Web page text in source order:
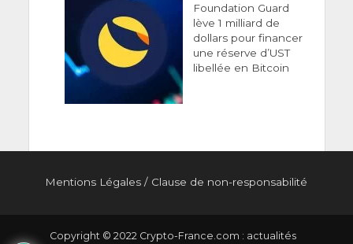
Foundation Guard
lève 1 milliard de
dollars pour financer
une réserve d’UST
libellée en Bitcoin
Men­tions Légales/ Clause de non-responsabilité
Copyright © 2022 Crypto-France.com : actualités